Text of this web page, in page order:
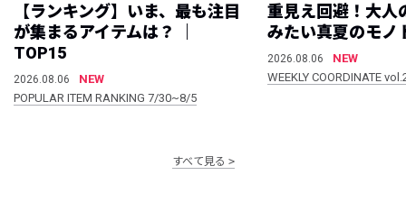
【ランキング】いま、最も注目
が集まるアイテムは？ ｜
TOP15
2026.08.06
NEW
POPULAR ITEM RANKING 7/30~8/5
重見え回避！大人
みたい真夏のモノ
2026.08.06
NEW
WEEKLY COORDINATE
すべて見る